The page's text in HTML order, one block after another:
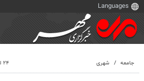
جامعه شهری ۲۴ اردیبهشت ۱۴۰۱، ۱۰:۲۷